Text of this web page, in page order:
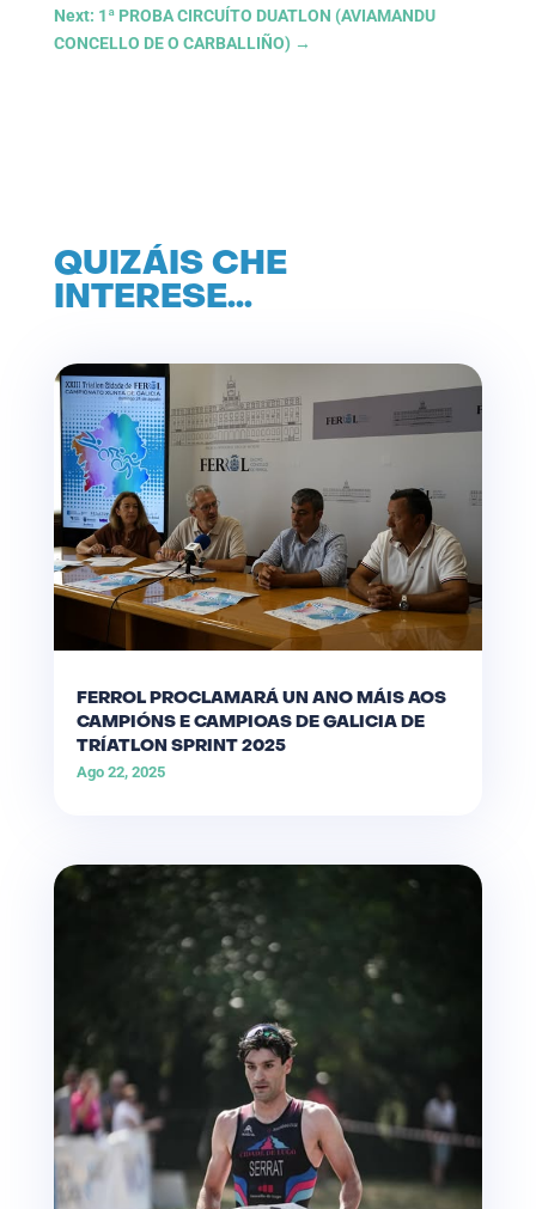
Next: 1ª PROBA CIRCUÍTO DUATLON (AVIAMANDU
CONCELLO DE O CARBALLIÑO) →
QUIZÁIS CHE
INTERESE…
FERROL PROCLAMARÁ UN ANO MÁIS AOS
CAMPIÓNS E CAMPIOAS DE GALICIA DE
TRÍATLON SPRINT 2025
Ago 22, 2025